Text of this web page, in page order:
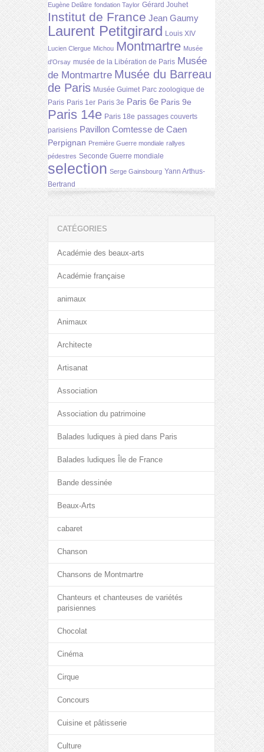
Eugène Delâtre fondation Taylor Gérard Jouhet
Institut de France Jean Gaumy
Laurent Petitgirard Louis XIV
Lucien Clergue Michou Montmartre Musée
d'Orsay musée de la Libération de Paris Musée
de Montmartre Musée du Barreau
de Paris Musée Guimet Parc zoologique de
Paris Paris 1er Paris 3e Paris 6e Paris 9e
Paris 14e Paris 18e passages couverts
parisiens Pavillon Comtesse de Caen
Perpignan Première Guerre mondiale rallyes
pédestres Seconde Guerre mondiale
selection Serge Gainsbourg Yann Arthus-
Bertrand
CATÉGORIES
Académie des beaux-arts
Académie française
animaux
Animaux
Architecte
Artisanat
Association
Association du patrimoine
Balades ludiques à pied dans Paris
Balades ludiques Île de France
Bande dessinée
Beaux-Arts
cabaret
Chanson
Chansons de Montmartre
Chanteurs et chanteuses de variétés
parisiennes
Chocolat
Cinéma
Cirque
Concours
Cuisine et pâtisserie
Culture